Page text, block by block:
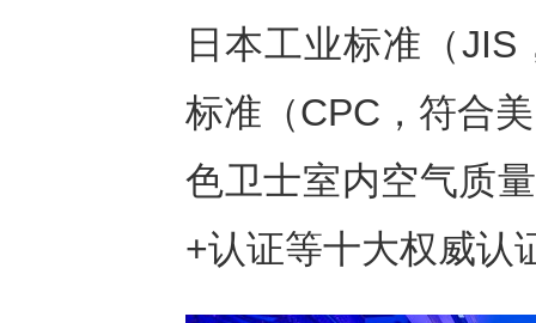
日本工业标准（
标准（CPC，符合
色卫士室内空气质
+认证等十大权威认